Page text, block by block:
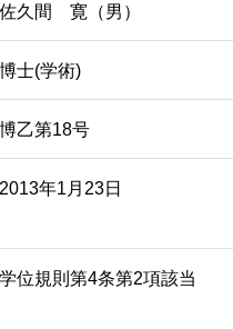
佐久間 寛（男）
博士(学術)
博乙第18号
2013年1月23日
学位規則第4条第2項該当